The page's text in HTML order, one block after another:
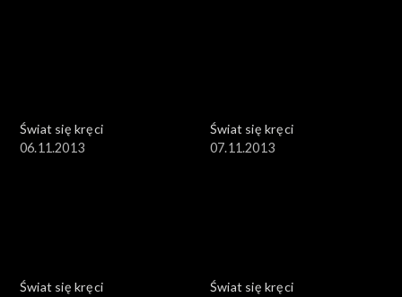
Świat się kręci
06.11.2013
Świat się kręci
07.11.2013
Świat się kręci
Świat się kręci